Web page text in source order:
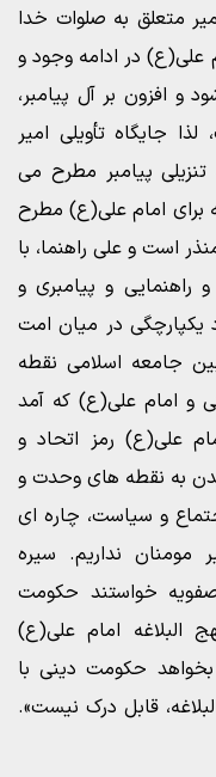
متعلق به صلوات خدا
در ادامه وجود و
و افزون بر آل پیامبر،
جایگاه تأویلی امیر
پیامبر مطرح می
برای امام علی(ع) مطرح
است و علی راهنما، با
راهنمایی و پیامبری و
در میان امت
جامعه اسلامی نقطه
و امام علی(ع) که آمد
علی(ع) رمز اتحاد و
به نقطه های وحدت و
و سیاست، چاره ای
مومنان نداریم. سیره
خواستند حکومت
البلاغه امام علی(ع)
بخواهد حکومت دینی با
قابل درک نیست».